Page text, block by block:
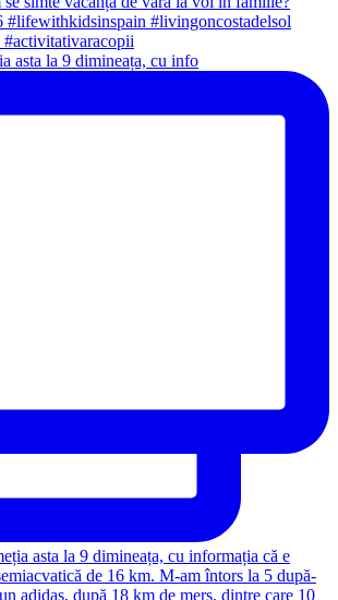
asta la 9 dimineața, cu info